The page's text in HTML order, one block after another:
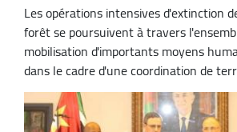
Les opérations intensives d'extinction
forêt se poursuivent à travers
mobilisation d'importants moyens
dans le cadre d'une coordination de